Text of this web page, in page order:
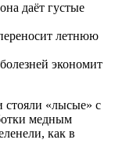
даёт густые
летнюю
экономит
стояли «лысые» с
медным
как в